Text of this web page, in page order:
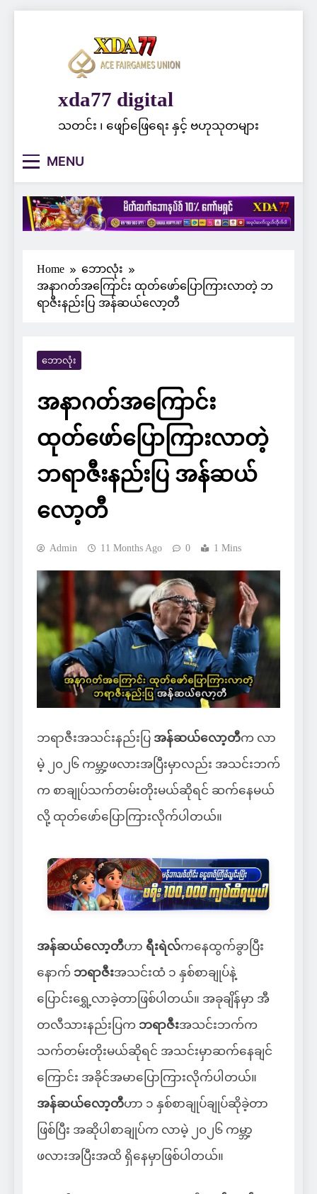
xda77 digital
သတင်း ၊ ဖျော်ဖြေရေး နှင့် ဗဟုသုတများ
MENU
Home
ဘောလုံး
အနာဂတ်အကြောင်း ထုတ်ဖော်ပြောကြားလာတဲ့ ဘ
ရာဇီးနည်းပြ အန်ဆယ်လော့တီ
ဘောလုံး
အနာဂတ်အကြောင်း
ထုတ်ဖော်ပြောကြားလာတဲ့
ဘရာဇီးနည်းပြ အန်ဆယ်
လော့တီ
Admin 11 Months Ago 0 1 Mins
ဘရာဇီးအသင်းနည်းပြ အန်ဆယ်လော့တီက လာ
မဲ့ ၂၀၂၆ ကမ္ဘာ့ဖလားအပြီးမှာလည်း အသင်းဘက်
က စာချုပ်သက်တမ်းတိုးမယ်ဆိုရင် ဆက်နေမယ်
လို့ ထုတ်ဖော်ပြောကြားလိုက်ပါတယ်။
အန်ဆယ်လော့တီဟာ ရီးရဲလ်ကနေထွက်ခွာပြီး
နောက် ဘရာဇီးအသင်းထံ ၁ နှစ်စာချုပ်နဲ့
ပြောင်းရွှေ့လာခဲ့တာဖြစ်ပါတယ်။ အခုချိန်မှာ အီ
တလီသားနည်းပြက ဘရာဇီးအသင်းဘက်က
သက်တမ်းတိုးမယ်ဆိုရင် အသင်းမှာဆက်နေချင်
ကြောင်း အခိုင်အမာပြောကြားလိုက်ပါတယ်။
အန်ဆယ်လော့တီဟာ ၁ နှစ်စာချုပ်ချုပ်ဆိုခဲ့တာ
ဖြစ်ပြီး အဆိုပါစာချုပ်က လာမဲ့ ၂၀၂၆ ကမ္ဘာ့
ဖလားအပြီးအထိ ရှိနေမှာဖြစ်ပါတယ်။